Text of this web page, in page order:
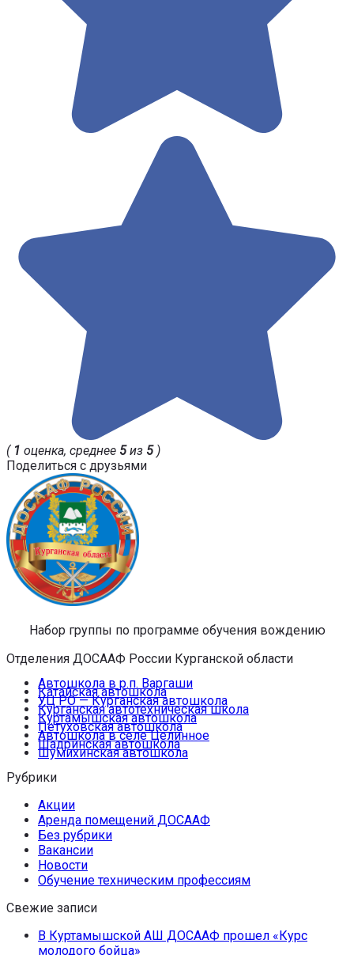
( 1 оценка, среднее 5из 5)
Поделиться с друзьями
Набор группы по программе обучения вождению
Отделения ДОСААФ России Курганской области
Автошкола в р.п. Варгаши
Катайская автошкола
УЦ РО — Курганская автошкола
Курганская автотехническая школа
Куртамышская автошкола
Петуховская автошкола
Автошкола в селе Целинное
Шадринская автошкола
Шумихинская автошкола
Рубрики
Акции
Аренда помещений ДОСААФ
Без рубрики
Вакансии
Новости
Обучение техническим профессиям
Свежие записи
В Куртамышской АШ ДОСААФ прошел «Курс
молодого бойца»